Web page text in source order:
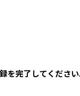
を完了してくださ